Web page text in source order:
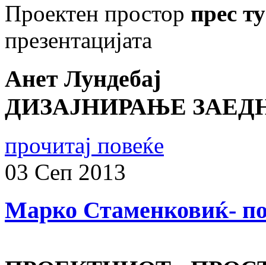
Проектен простор прес
презентацијата
Анет Лундебај
ДИЗАЈНИРАЊЕ
прочитај повеќе
03 Сеп 2013
Марко Стаменковиќ-